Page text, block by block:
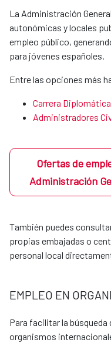
colaboradoras.
Xunta de Galicia
Fundación
Universidad
Podrás hacerlas tanto en
En Madrid, si un
agencia, por sí
prácticas mandará
interesado en
formativa.
Las oficinas de
La Administración
autonómicas y locales
empleo público,
para jóvenes españoles.
Entre las opciones más
Carrera Diplomática
Administradores
Ofertas de
Administración
También puedes
propias embajadas o
personal local
EMPLEO EN
Para facilitar la
organismos